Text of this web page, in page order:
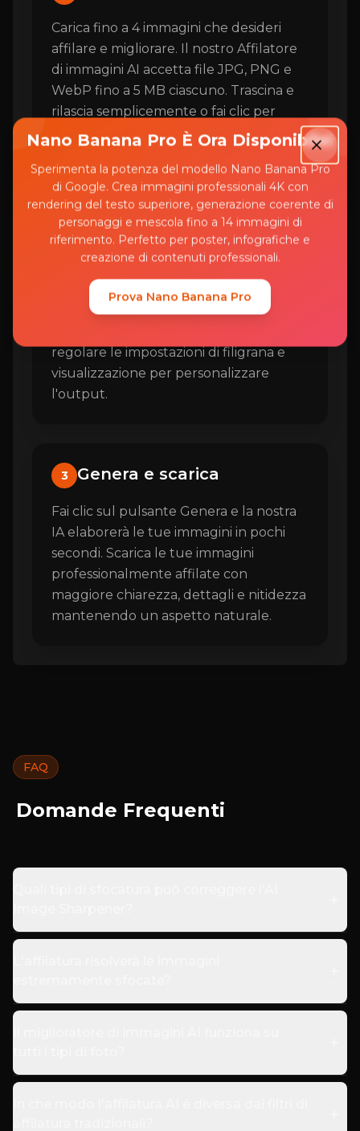
Carica fino a 4 immagini che desideri
affilare e migliorare. Il nostro Affilatore
di immagini AI accetta file JPG, PNG e
WebP fino a 5 MB ciascuno. Trascina e
rilascia semplicemente o fai clic per
sfogliare i tuoi file.
2
Configura opzioni
(opzionale)
Opzionalmente descrivi la forza di
nitidezza o aree specifiche da migliorare
(ad es. 'nitidezza visi', 'migliora testo',
regolare le impostazioni di filigrana e
visualizzazione per personalizzare
l'output.
3 Genera e scarica
Fai clic sul pulsante Genera e la nostra
IA elaborerà le tue immagini in pochi
secondi. Scarica le tue immagini
professionalmente affilate con
maggiore chiarezza, dettagli e nitidezza
mantenendo un aspetto naturale.
FAQ
Domande Frequenti
Nano Banana Pro È Ora Disponibile!
Sperimenta la potenza del modello Nano Banana Pro
di Google. Crea immagini professionali 4K con
rendering del testo superiore, generazione coerente di
personaggi e mescola fino a 14 immagini di
riferimento. Perfetto per poster, infografiche e
creazione di contenuti professionali.
Prova Nano Banana Pro